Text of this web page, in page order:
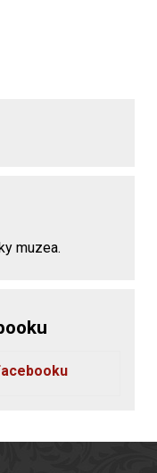
muzea.